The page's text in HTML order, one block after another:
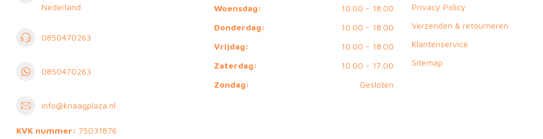
Nederland
0850470263
0850470263
info@knaagplaza.nl
KVK nummer: 75031876
Woensdag:
10.00 - 18.00
Donderdag:
10.00 - 18.00
Vrijdag:
10.00 - 18.00
Zaterdag:
10.00 - 17.00
Zondag:
Gesloten
Privacy Policy
Verzenden & retourneren
Klantenservice
Sitemap